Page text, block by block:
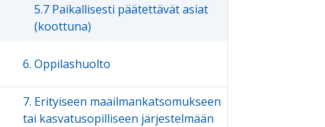
5.7 Paikallisesti päätettävät asiat
(koottuna)
6. Oppilashuolto
7. Erityiseen maailmankatsomukseen
tai kasvatusopilliseen järjestelmään